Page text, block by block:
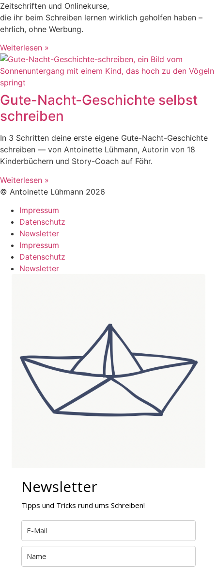
Zeitschriften und Onlinekurse,
die ihr beim Schreiben lernen wirklich geholfen haben –
ehrlich, ohne Werbung.
Weiterlesen »
Gute-Nacht-Geschichte selbst
schreiben
In 3 Schritten deine erste eigene Gute-Nacht-Geschichte
schreiben — von Antoinette Lühmann, Autorin von 18
Kinderbüchern und Story-Coach auf Föhr.
Weiterlesen »
© Antoinette Lühmann 2026
Impressum
Datenschutz
Newsletter
Impressum
Datenschutz
Newsletter
Newsletter
Tipps und Tricks rund ums Schreiben!